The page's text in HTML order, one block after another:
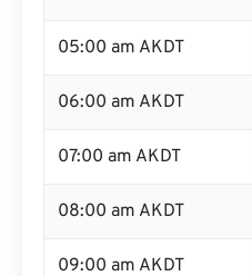
05:00 am AKDT
06:00 am AKDT
07:00 am AKDT
08:00 am AKDT
09:00 am AKDT